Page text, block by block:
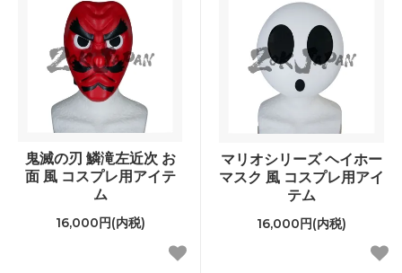
鬼滅の刃 鱗滝左近次 お
面 風 コスプレ用アイテ
ム
16,000円(内税)
マリオシリーズ ヘイホー
マスク 風 コスプレ用アイ
テム
16,000円(内税)